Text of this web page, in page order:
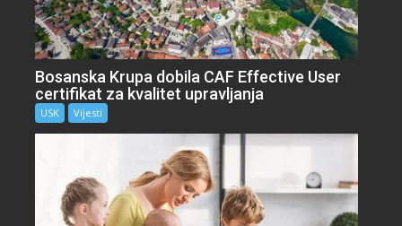
Bosanska Krupa dobila CAF Effective User
certifikat za kvalitet upravljanja
USK Vijesti